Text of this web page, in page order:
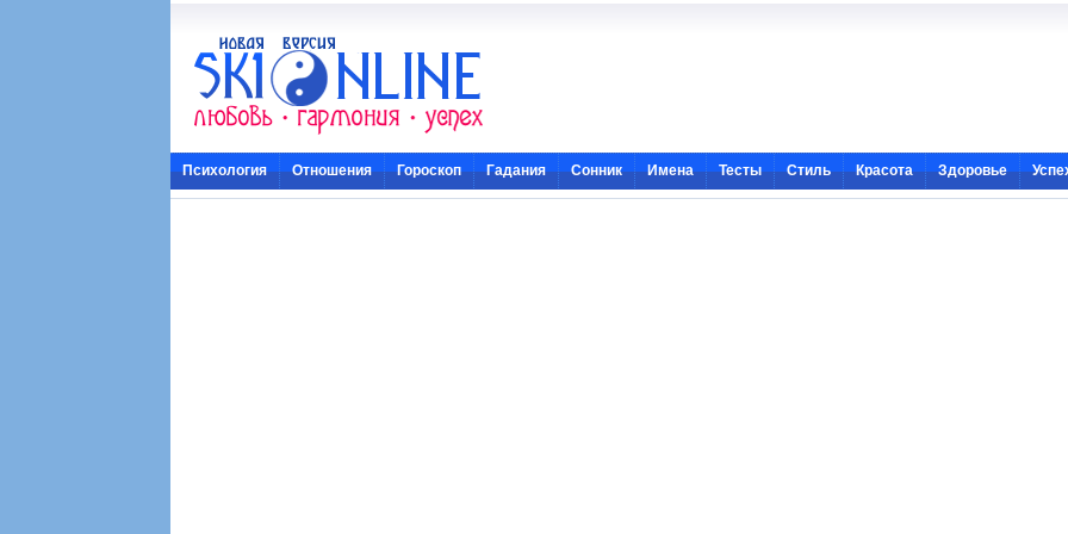
Психология Отношения Гороскоп Гадания Сонник Имена Тесты Стиль Красота Здоровье